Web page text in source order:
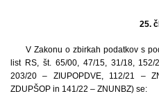
25.
V Zakonu o zbirkah podatkov s
list RS, št. 65/00, 47/15, 31/18, 152/
203/20 – ZIUPOPDVE, 112/21 –
ZDUPŠOP in 141/22 – ZNUNBZ) se: